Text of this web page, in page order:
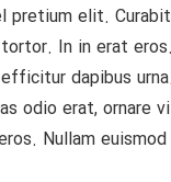
elit.
In in erat
dapibus
odio erat, ornare
Nullam